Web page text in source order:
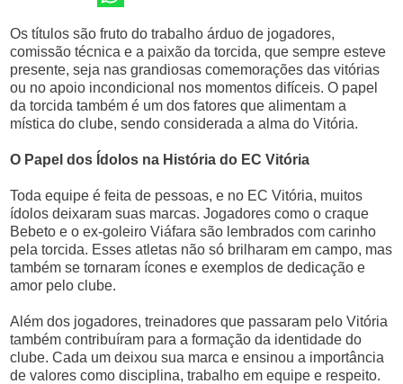
Os títulos são fruto do trabalho árduo de jogadores,
comissão técnica e a paixão da torcida, que sempre esteve
presente, seja nas grandiosas comemorações das vitórias
ou no apoio incondicional nos momentos difíceis. O papel
da torcida também é um dos fatores que alimentam a
mística do clube, sendo considerada a alma do Vitória.
O Papel dos Ídolos na História do EC Vitória
Toda equipe é feita de pessoas, e no EC Vitória, muitos
ídolos deixaram suas marcas. Jogadores como o craque
Bebeto e o ex-goleiro Viáfara são lembrados com carinho
pela torcida. Esses atletas não só brilharam em campo, mas
também se tornaram ícones e exemplos de dedicação e
amor pelo clube.
Além dos jogadores, treinadores que passaram pelo Vitória
também contribuíram para a formação da identidade do
clube. Cada um deixou sua marca e ensinou a importância
de valores como disciplina, trabalho em equipe e respeito.